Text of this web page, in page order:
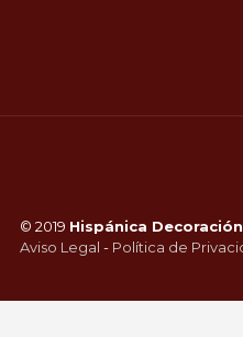
© 2019 Hispánica Decoración
Aviso Legal - Política de